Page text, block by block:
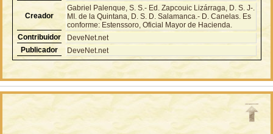
Creador
Gabriel Palenque, S. S.- Ed. Zapcouic Lizárraga, D. S. J-.
MI. de la Quintana, D. S. D. Salamanca.- D. Canelas. Es
conforme: Estenssoro, Oficial Mayor de Hacienda.
Contribuidor
DeveNet.net
Publicador
DeveNet.net